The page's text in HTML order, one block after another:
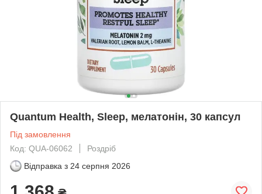
Quantum Health, Sleep, мелатонін, 30 капсул
Під замовлення
Код: QUA-06062
Роздріб
Відправка з 24 серпня 2026